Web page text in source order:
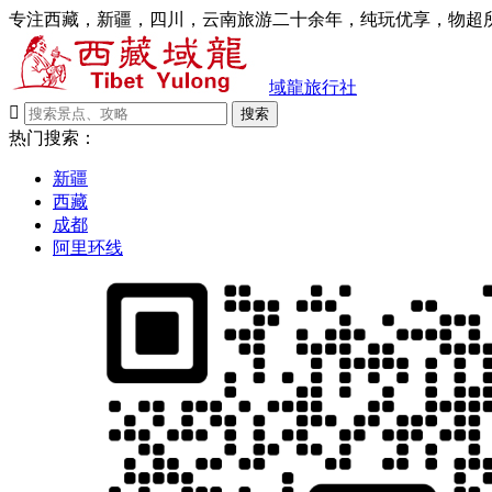
专注西藏，新疆，四川，云南旅游二十余年，纯玩优享，物超
域龍旅行社

搜索
热门搜索：
新疆
西藏
成都
阿里环线